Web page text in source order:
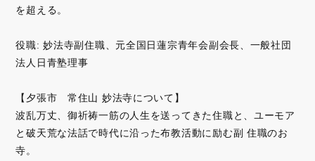
を超える。
役職: 妙法寺副住職、元全国日蓮宗青年会副会長、一般社団
法人日青塾理事
【夕張市 常住山 妙法寺について】
波乱万丈、御祈祷一筋の人生を送ってきた住職と、ユーモア
と破天荒な法話で時代に沿った布教活動に励む副 住職のお
寺。